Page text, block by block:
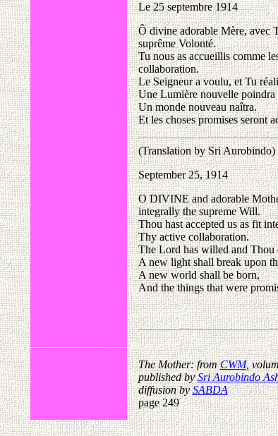
Le 25 septembre 1914
Ô divine adorable Mère, avec
suprême Volonté.
Tu nous as accueillis comme
collaboration.
Le Seigneur a voulu, et Tu
Une Lumière nouvelle poindra
Un monde nouveau naîtra.
Et les choses promises seront
(Translation by Sri Aurobindo)
September 25, 1914
O DIVINE and adorable
integrally the supreme Will.
Thou hast accepted us as fit
Thy active collaboration.
The Lord has willed and Thou
A new light shall break upon
A new world shall be born,
And the things that were
The Mother: fromCWM,
published bySri Aurobindo
diffusion bySABDA
page 249